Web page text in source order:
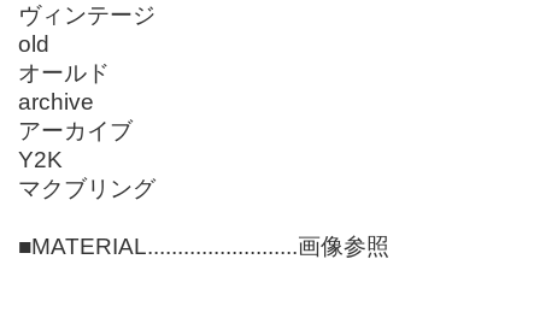
ヴィンテージ
old
オールド
archive
アーカイブ
Y2K
マクブリング
■MATERIAL.........................画像参照